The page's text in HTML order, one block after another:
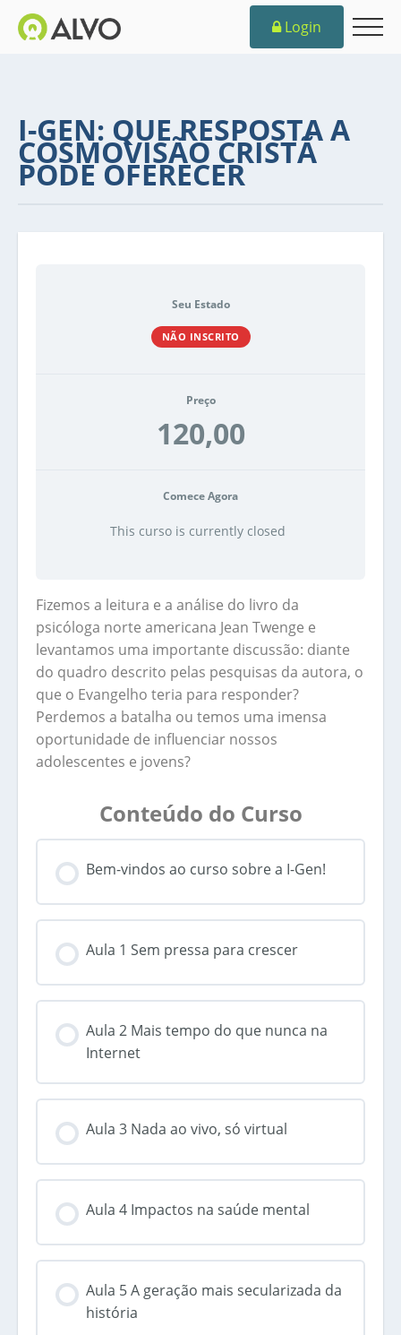
Login
I-GEN: QUE RESPOSTA A
COSMOVISÃO CRISTÃ
PODE OFERECER
Seu Estado
NÃO INSCRITO
Preço
120,00
Comece Agora
This curso is currently closed
Fizemos a leitura e a análise do livro da
psicóloga norte americana Jean Twenge e
levantamos uma importante discussão: diante
do quadro descrito pelas pesquisas da autora, o
que o Evangelho teria para responder?
Perdemos a batalha ou temos uma imensa
oportunidade de influenciar nossos
adolescentes e jovens?
Conteúdo do Curso
Bem-vindos ao curso sobre a I-Gen!
Aula 1 Sem pressa para crescer
Aula 2 Mais tempo do que nunca na
Internet
Aula 3 Nada ao vivo, só virtual
Aula 4 Impactos na saúde mental
Aula 5 A geração mais secularizada da
história